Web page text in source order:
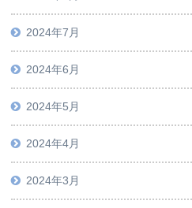
2024年7月
2024年6月
2024年5月
2024年4月
2024年3月